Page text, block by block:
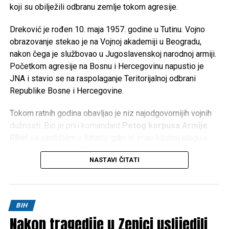
koji su obilježili odbranu zemlje tokom agresije.
Dreković je rođen 10. maja 1957. godine u Tutinu. Vojno
obrazovanje stekao je na Vojnoj akademiji u Beogradu,
nakon čega je službovao u Jugoslavenskoj narodnoj armiji.
Početkom agresije na Bosnu i Hercegovinu napustio je
JNA i stavio se na raspolaganje Teritorijalnoj odbrani
Republike Bosne i Hercegovine.
Tokom ratnih godina obavljao je niz najodgovornijih vojnih
dužnosti. Bio je prvi komandant Petog korpusa Armije
organizaciji odbrane Bosanske krajine. Kasnije je preuzeo
Četvrtim korpusom Armije RBiH
politička pitanja Generalštaba Armije RBiH.
Za doprinos u odbrani Bosne i Hercegovine odlikovan je
brojnim vojnim i državnim priznanjima te je ostao upamćen
NASTAVI ČITATI
BIH
Nakon tragedije u Zenici uslijedili